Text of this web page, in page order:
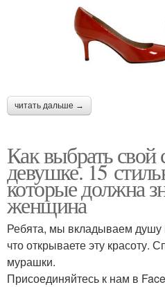
читать дальше →
Как выбрать свой
девушке. 15
которые должна
женщина
Ребята, мы вкладываем душу
что открываете эту красоту.
мурашки.
Присоединяйтесь к нам в